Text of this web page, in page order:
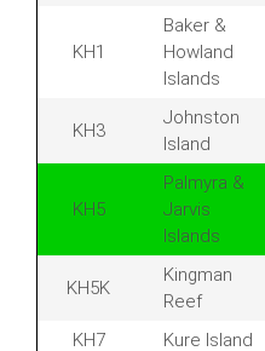
KH1
Baker &
Howland
Islands
KH3
Johnston
Island
KH5
Palmyra &
Jarvis
Islands
KH5K
Kingman
Reef
KH7 Kure Island